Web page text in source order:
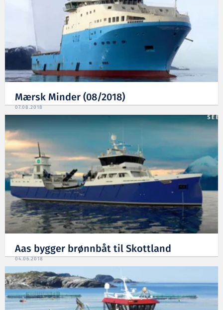
Mærsk Minder (08/2018)
07.08.2018
Aas bygger brønnbåt til Skottland
04.06.2018